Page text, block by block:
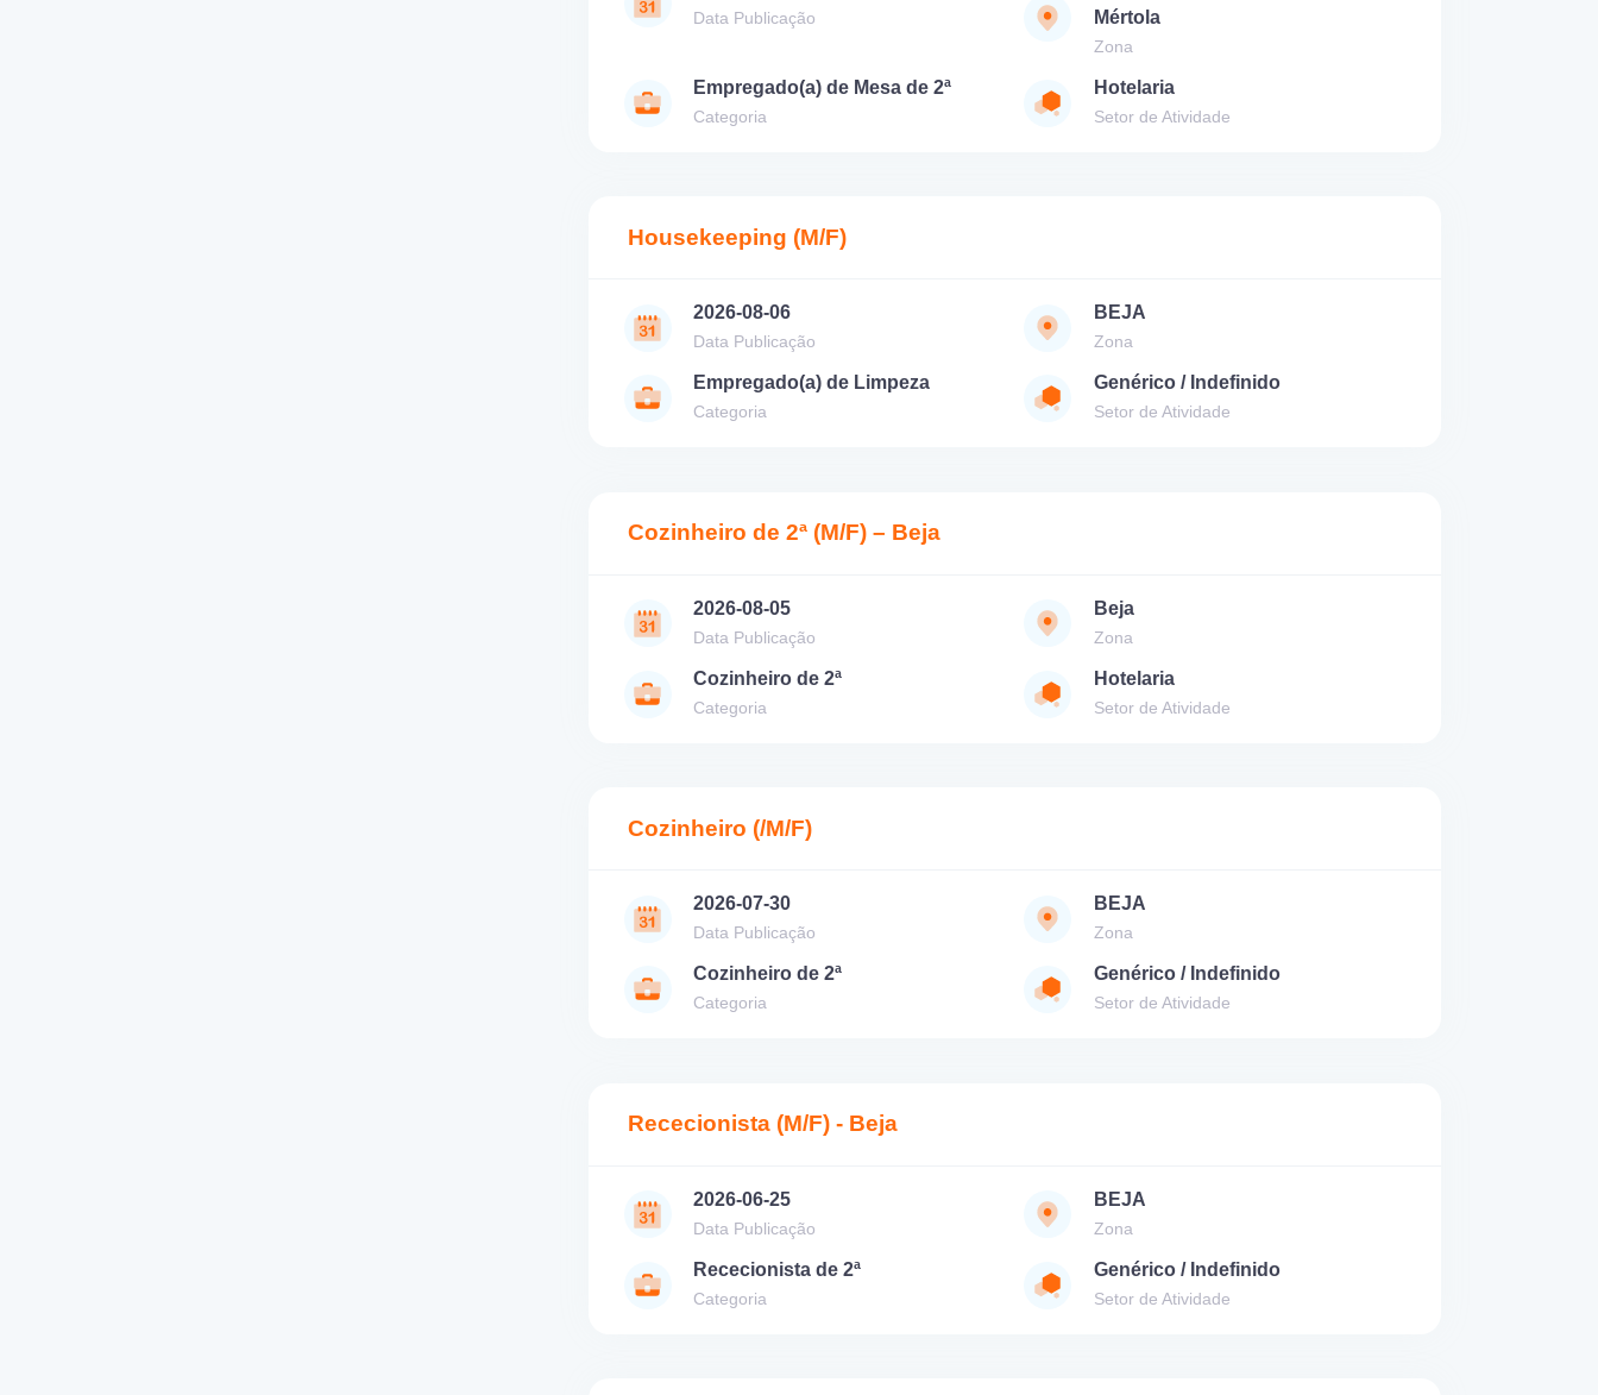
Data Publicação
Mértola
Zona
Empregado(a) de Mesa de 2ª
Categoria
Hotelaria
Setor de Atividade
Housekeeping (M/F)
2026-08-06
Data Publicação
BEJA
Zona
Empregado(a) de Limpeza
Categoria
Genérico / Indefinido
Setor de Atividade
Cozinheiro de 2ª (M/F) – Beja
2026-08-05
Data Publicação
Beja
Zona
Cozinheiro de 2ª
Categoria
Hotelaria
Setor de Atividade
Cozinheiro (/M/F)
2026-07-30
Data Publicação
BEJA
Zona
Cozinheiro de 2ª
Categoria
Genérico / Indefinido
Setor de Atividade
Rececionista (M/F) - Beja
2026-06-25
Data Publicação
BEJA
Zona
Rececionista de 2ª
Categoria
Genérico / Indefinido
Setor de Atividade